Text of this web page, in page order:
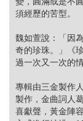
須經歷的苦型。
魏如萱說：「因
奇的珍珠。」《
過一次又一次的
專輯由三金製作
製作，金曲詞人
喜獻聲，黃金陣